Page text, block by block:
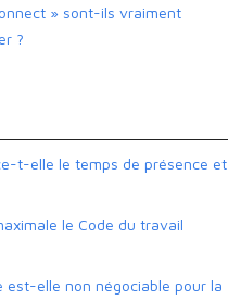
» sont-ils vraiment
?
t-elle le temps de présence et
le Code du travail
est-elle non négociable pour la